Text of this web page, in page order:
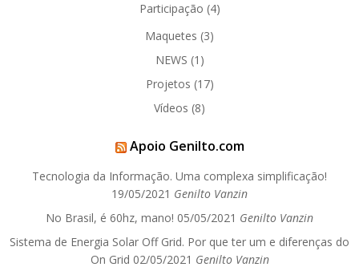
Participação (4)
Maquetes (3)
NEWS (1)
Projetos (17)
Vídeos (8)
Apoio Genilto.com
Tecnologia da Informação. Uma complexa simplificação!
19/05/2021 Genilto Vanzin
No Brasil, é 60hz, mano! 05/05/2021 Genilto Vanzin
Sistema de Energia Solar Off Grid. Por que ter um e diferenças do
On Grid 02/05/2021 Genilto Vanzin